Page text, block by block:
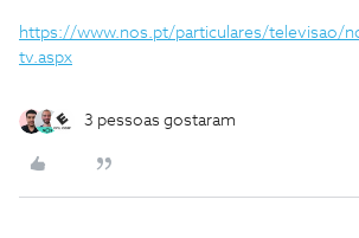
https://www.nos.pt/particulares/televisao/
tv.aspx
3 pessoas gostaram